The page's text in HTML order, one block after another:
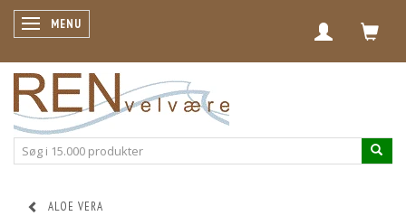
SKIFTE NAVIGATION
MENU
ALOE VERA